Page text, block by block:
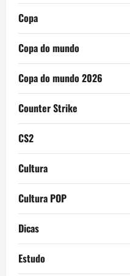
Copa
Copa do mundo
Copa do mundo 2026
Counter Strike
CS2
Cultura
Cultura POP
Dicas
Estudo